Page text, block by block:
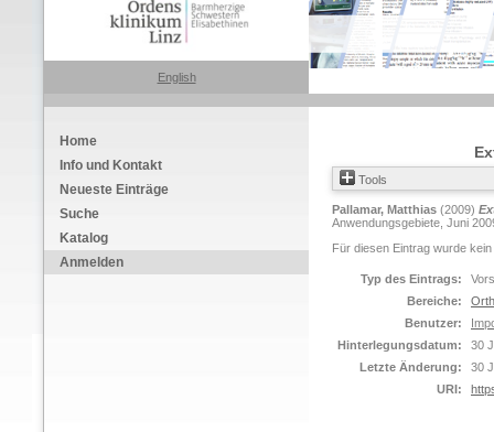
English
Home
Info und Kontakt
Neueste Einträge
Suche
Katalog
Anmelden
Tools
Pallamar, Matthias (2009)
Anwendungsgebiete, Juni
Für diesen Eintrag wurde
Typ des Eintrags:
Bereiche:
Benutzer:
Hinterlegungsdatum:
30
Letzte Änderung:
30
URI: